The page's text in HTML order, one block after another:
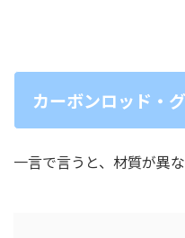
カーボンロッド・
一言で言うと、材質が異な